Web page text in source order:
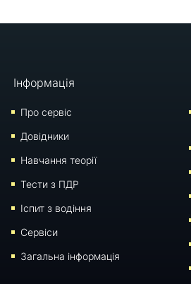
Інформація
Про сервіс
Довідники
Навчання теорії
Тести з ПДР
Iспит з водіння
Сервіси
Загальна інформація